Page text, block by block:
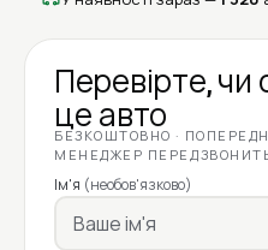
Перевірте, чи
це авто
БЕЗКОШТОВНО ·
МЕНЕДЖЕР
Ім'я (необов'язково)